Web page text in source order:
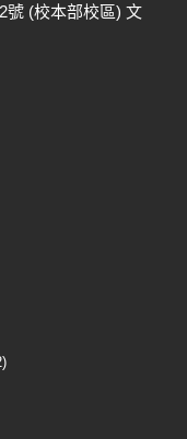
號 (校本部校區) 文